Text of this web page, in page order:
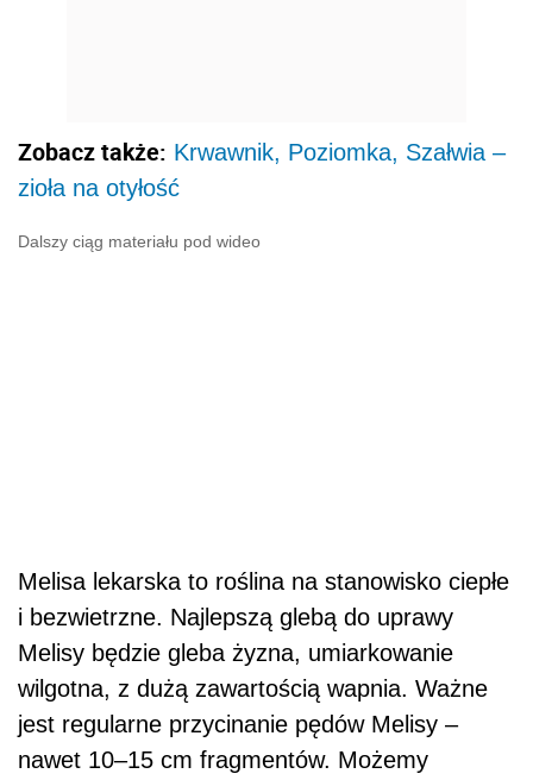
Zobacz także: Krwawnik, Poziomka, Szałwia –
zioła na otyłość
Dalszy ciąg materiału pod wideo
Melisa lekarska to roślina na stanowisko ciepłe
i bezwietrzne. Najlepszą glebą do uprawy
Melisy będzie gleba żyzna, umiarkowanie
wilgotna, z dużą zawartością wapnia. Ważne
jest regularne przycinanie pędów Melisy –
nawet 10–15 cm fragmentów. Możemy